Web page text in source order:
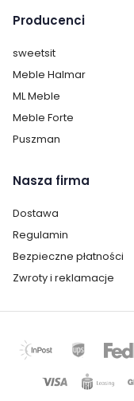
Producenci
sweetsit
Meble Halmar
ML Meble
Meble Forte
Puszman
Nasza firma
Dostawa
Regulamin
Bezpieczne płatności
Zwroty i reklamacje